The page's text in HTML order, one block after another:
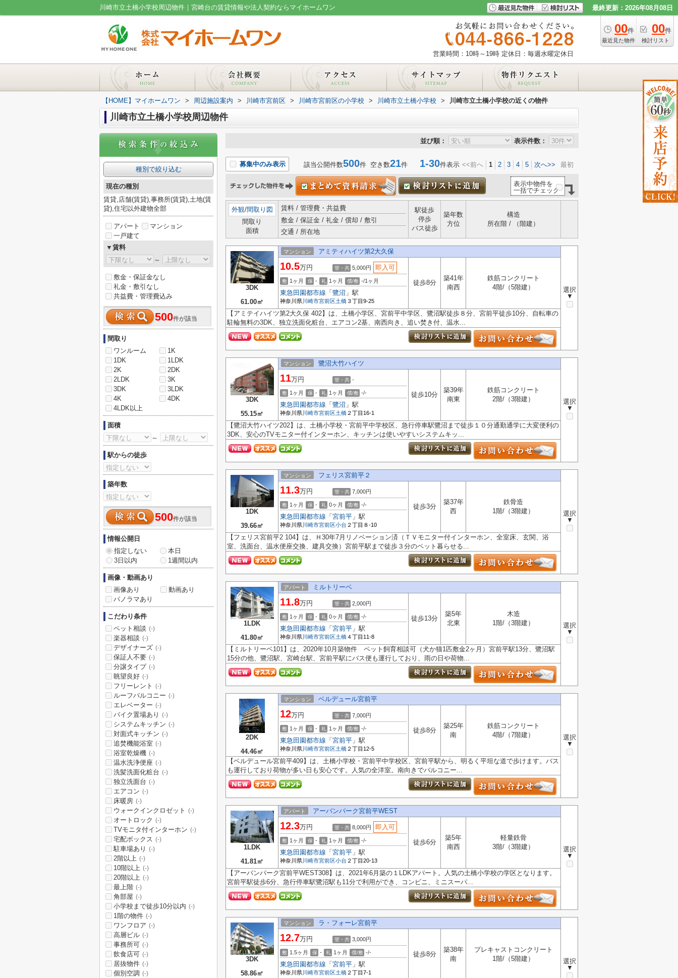
川崎市立土橋小学校周辺物件｜宮崎台の賃貸情報や法人契約ならマイホームワン 最終更新：2026年08月08日
00件
最近見た物件
00件
検討リスト
営業時間：10時～19時 定休日：毎週水曜定休日
【HOME】マイホームワン > 周辺施設案内 > 川崎市宮前区 > 川崎市宮前区の小学校 > 川崎市立土橋小学校 > 川崎市立土橋小学校の近くの物件
川崎市立土橋小学校周辺物件
並び順： 表示件数：
募集中のみ表示 該当公開件数500件 空き数21件 1-30件表示 <<前へ 1 2 3 4 5 次へ>> 最初
表示中物件を
一括でチェック
外観/間取り図
間取り
面積
賃料 / 管理費・共益費
敷金 / 保証金 / 礼金 / 償却 / 敷引
交通 / 所在地
駅徒歩
停歩
バス徒歩
築年数
方位
構造
所在階 / （階建）
3DK
61.00㎡
マンション アミティハイツ第2大久保
選択
▼
10.5万円 管・共 5,000円 即入可
敷 1ヶ月 保 - 礼 1ヶ月 償/敷 -/1ヶ月
東急田園都市線 「 鷺沼 」駅
神奈川県川崎市宮前区 土橋３丁目9-25
徒歩8分
築41年
南西
鉄筋コンクリート
4階/（5階建）
【アミテイハイツ第2大久保 402】は、土橋小学区、宮前平中学区、鷺沼駅徒歩８分、宮前平徒歩10分、自転車の
駐輪無料の3DK、独立洗面化粧台、エアコン2基、南西向き、追い焚き付、温水...
3DK
55.15㎡
マンション 鷺沼大竹ハイツ
選択
▼
11万円 管・共 -
敷 1ヶ月 保 - 礼 1ヶ月 償/敷 -/-
東急田園都市線 「 鷺沼 」駅
神奈川県川崎市宮前区 土橋 ２丁目16-1
徒歩10分
築39年
南東
鉄筋コンクリート
2階/（3階建）
【鷺沼大竹ハイツ202】は、土橋小学校・宮前平中学校区、急行停車駅鷺沼まで徒歩１０分通勤通学に大変便利の
3DK、安心のTVモニター付インターホン、キッチンは使いやすいシステムキッ...
1DK
39.66㎡
マンション フェリス宮前平２
選択
▼
11.3万円 管・共 7,000円
敷 1ヶ月 保 - 礼 0ヶ月 償/敷 -/-
東急田園都市線 「 宮前平 」駅
神奈川県川崎市宮前区小台 ２丁目８-10
徒歩3分
築37年
西
鉄骨造
1階/（3階建）
【フェリス宮前平2 104】は、Ｈ30年7月リノベーション済（ＴＶモニター付インターホン、全室床、玄関、浴
室、洗面台、温水便座交換、建具交換）宮前平駅まで徒歩３分のペット暮らせる...
1LDK
41.80㎡
アパート ミルトリーベ
選択
▼
11.8万円 管・共 2,000円
敷 1ヶ月 保 - 礼 0ヶ月 償/敷 -/-
東急田園都市線 「 宮前平 」駅
神奈川県川崎市宮前区 土橋４丁目11-8
徒歩13分
築5年
北東
木造
1階/（3階建）
【ミルトリーベ101】は、2020年10月築物件 ペット飼育相談可（犬か猫1匹敷金2ヶ月）宮前平駅13分、鷺沼駅
15分の他、鷺沼駅、宮崎台駅、宮前平駅にバス便も運行しており、雨の日や荷物...
2DK
44.46㎡
マンション ベルデュール宮前平
選択
▼
12万円 管・共 7,000円
敷 1ヶ月 保 - 礼 1ヶ月 償/敷 -/-
東急田園都市線 「 宮前平 」駅
神奈川県川崎市宮前区 土橋 ２丁目12-5
徒歩8分
築25年
南
鉄筋コンクリート
4階/（7階建）
【ベルデュール宮前平409】は、土橋小学校・宮前平中学校区、宮前平駅から、明るく平坦な道で歩けます。バス
も運行しており荷物が多い日も安心です。人気の全洋室。南向きでバルコニー...
1LDK
41.81㎡
アパート アーバンパーク宮前平WEST
選択
▼
12.3万円 管・共 8,000円 即入可
敷 1ヶ月 保 - 礼 1ヶ月 償/敷 -/-
東急田園都市線 「 宮前平 」駅
神奈川県川崎市宮前区小台 ２丁目20-13
徒歩6分
築5年
南西
軽量鉄骨
3階/（3階建）
【アーバンパーク宮前平WEST308】は、2021年6月築の１LDKアパート。人気の土橋小学校の学区となります。
宮前平駅徒歩6分、急行停車駅鷺沼駅も11分で利用ができ、コンビニ、ミニスーパ...
3DK
58.86㎡
マンション ラ・フォーレ宮前平
選択
▼
12.7万円 管・共 3,000円
敷 1.5ヶ月 保 - 礼 1ヶ月 償/敷 -/-
東急田園都市線 「 宮前平 」駅
神奈川県川崎市宮前区 土橋 ２丁目7-1
徒歩8分
築38年
南
プレキャストコンクリート
1階/（5階建）
種別で絞り込む
現在の種別
賃貸,店舗(賃貸),事務所(賃貸),土地(賃
貸),住宅以外建物全部
アパート
マンション
一戸建て
▼賃料
～
敷金・保証金なし
礼金・敷引なし
共益費・管理費込み
500件が該当
間取り
ワンルーム
1K
1DK
1LDK
2K
2DK
2LDK
3K
3DK
3LDK
4K
4DK
4LDK以上
面積
～
駅からの徒歩
築年数
500件が該当
情報公開日
指定しない
本日
3日以内
1週間以内
画像・動画あり
画像あり
動画あり
パノラマあり
こだわり条件
ペット相談 (-)
楽器相談 (-)
デザイナーズ (-)
保証人不要 (-)
分譲タイプ (-)
眺望良好 (-)
フリーレント (-)
ルーフバルコニー (-)
エレベーター (-)
バイク置場あり (-)
システムキッチン (-)
対面式キッチン (-)
追焚機能浴室 (-)
浴室乾燥機 (-)
温水洗浄便座 (-)
洗髪洗面化粧台 (-)
独立洗面台 (-)
エアコン (-)
床暖房 (-)
ウォークインクロゼット (-)
オートロック (-)
TVモニタ付インターホン (-)
宅配ボックス (-)
駐車場あり (-)
2階以上 (-)
10階以上 (-)
20階以上 (-)
最上階 (-)
角部屋 (-)
小学校まで徒歩10分以内 (-)
1階の物件 (-)
ワンフロア (-)
高層ビル (-)
事務所可 (-)
飲食店可 (-)
居抜物件 (-)
個別空調 (-)